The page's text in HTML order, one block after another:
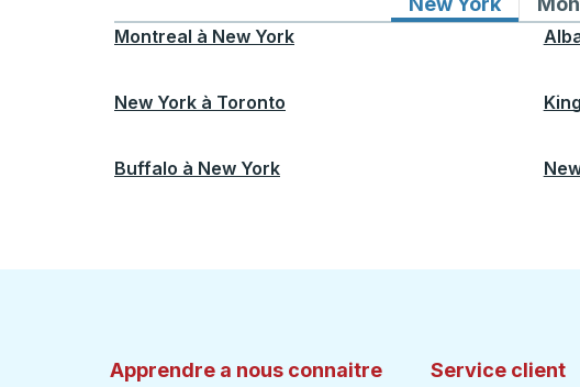
Montreal à New York
New York à Toronto
Buffalo à New York
Apprendre a nous connaitre Service client